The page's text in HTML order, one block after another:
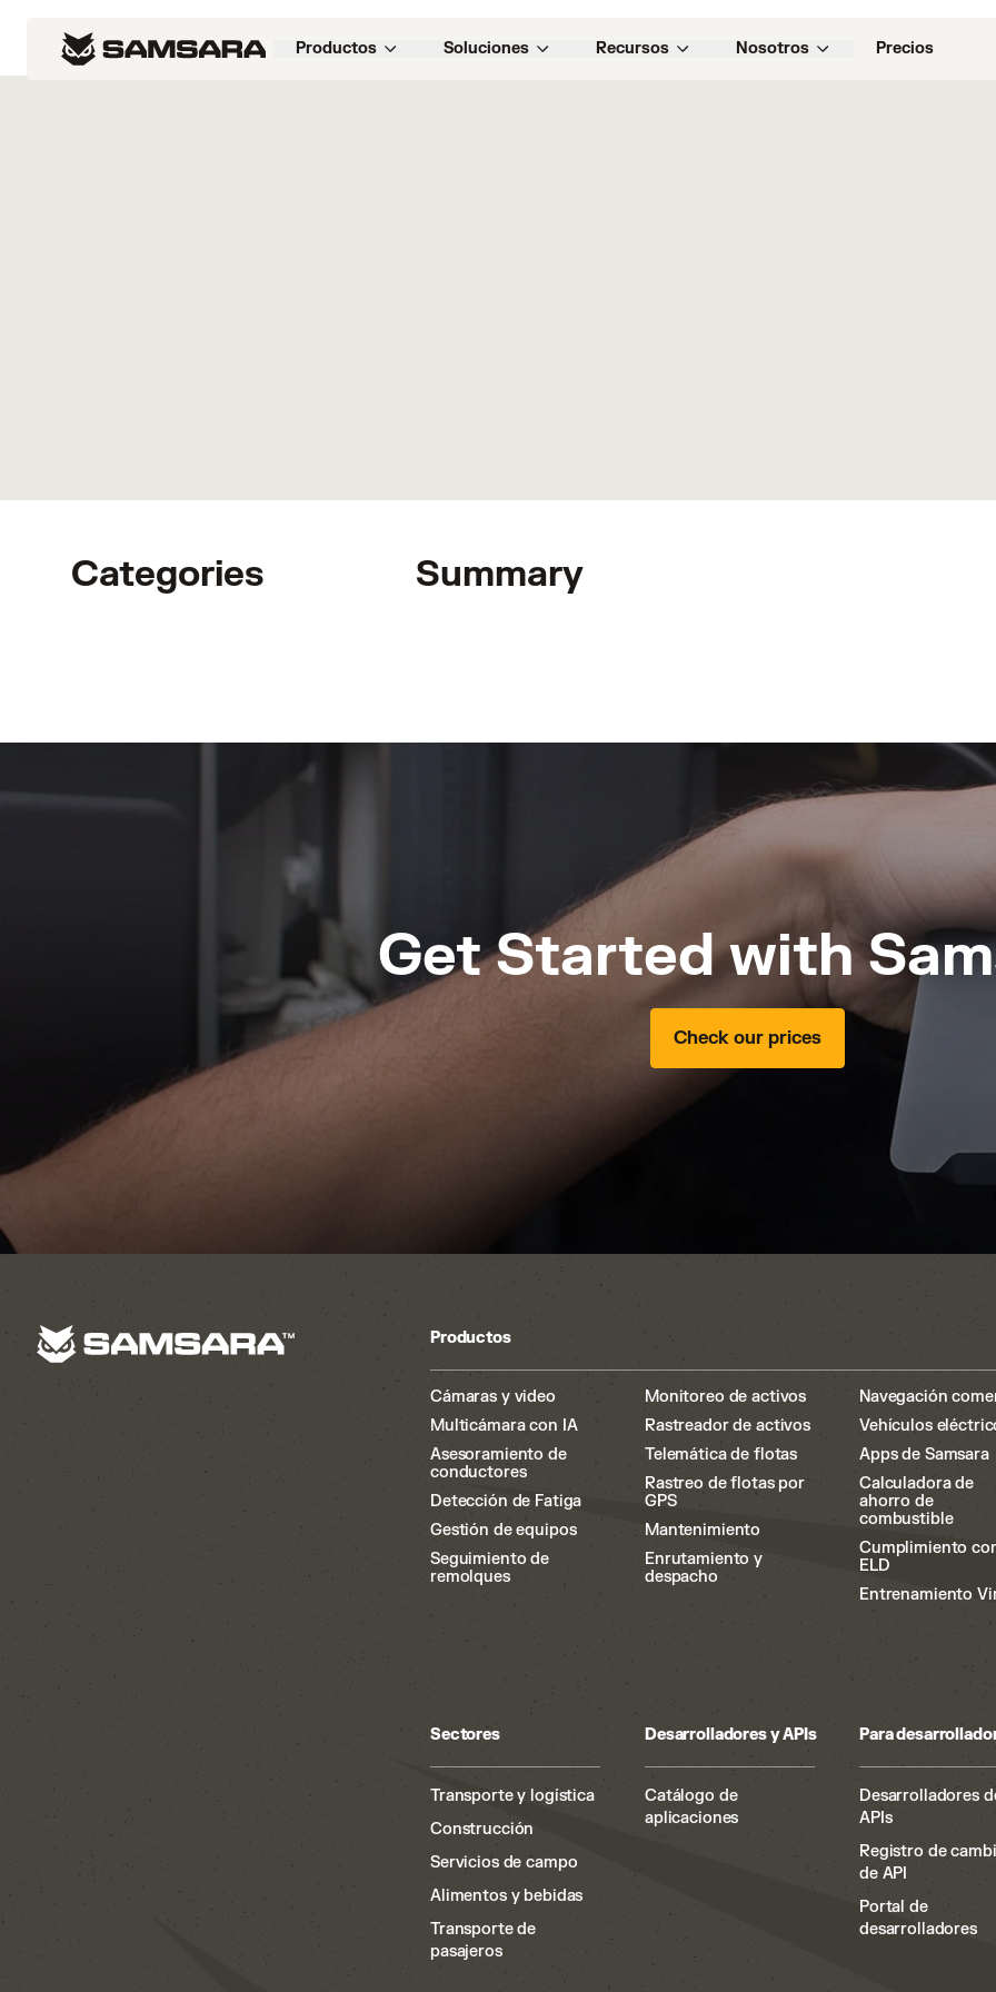
Productos Soluciones Recursos Nosotros Precios
Marketplace >
Categories Summary
Get Started with
Check our prices
Productos
Cámaras y video
Multicámara con IA
Asesoramiento de
conductores
Detección de Fatiga
Gestión de equipos
Seguimiento de
remolques
Monitoreo de activos
Rastreador de activos
Telemática de flotas
Rastreo de flotas por
GPS
Mantenimiento
Enrutamiento y
despacho
Navegación
Vehículos
Apps de Samsara
Calculadora de
ahorro de
combustible
Cumplimiento
ELD
Entrenamiento
Sectores
Transporte y logística
Construcción
Servicios de campo
Alimentos y bebidas
Transporte de
pasajeros
Desarrolladores y APIs
Catálogo de
aplicaciones
Para
Desarrolladores
APIs
Registro de
de API
Portal de
desarrolladores